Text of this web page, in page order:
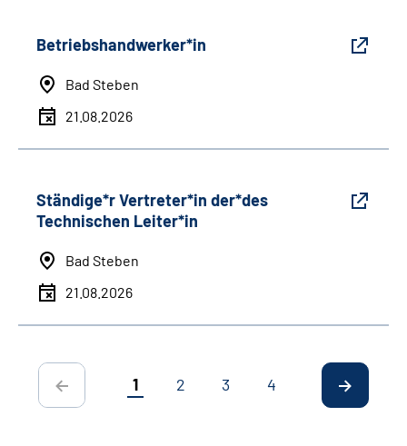
Betriebshandwerker*in
Bad Steben
21.08.2026
Ständige*r Vertreter*in der*des
Technischen Leiter*in
Bad Steben
21.08.2026
1 2 3 4